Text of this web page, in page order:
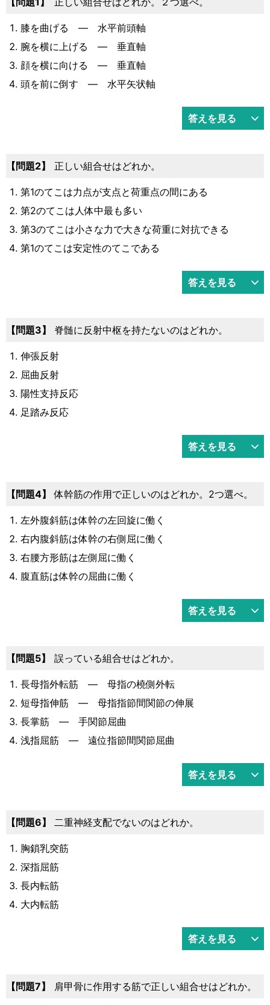
膝を曲げる ― 水平前頭軸
腕を横に上げる ― 垂直軸
顔を横に向ける ― 垂直軸
頭を前に倒す ― 水平矢状軸
答えを見る
2 正しい組合せはどれか。
第1のてこは力点が支点と荷重点の間にある
第2のてこは人体中最も多い
第3のてこは小さな力で大きな荷重に対抗できる
第1のてこは安定性のてこである
答えを見る
3 脊髄に反射中枢を持たないのはどれか。
伸張反射
屈曲反射
陽性支持反応
足踏み反応
答えを見る
4 体幹筋の作用で正しいのはどれか。2つ選べ。
左外腹斜筋は体幹の左回旋に働く
右内腹斜筋は体幹の右側屈に働く
右腰方形筋は左側屈に働く
腹直筋は体幹の屈曲に働く
答えを見る
5 誤っている組合せはどれか。
長母指外転筋 ― 母指の橈側外転
短母指伸筋 ― 母指指節間関節の伸展
長掌筋 ― 手関節屈曲
浅指屈筋 ― 遠位指節間関節屈曲
答えを見る
6 二重神経支配でないのはどれか。
胸鎖乳突筋
深指屈筋
長内転筋
大内転筋
答えを見る
7 肩甲骨に作用する筋で正しい組合せはどれか。